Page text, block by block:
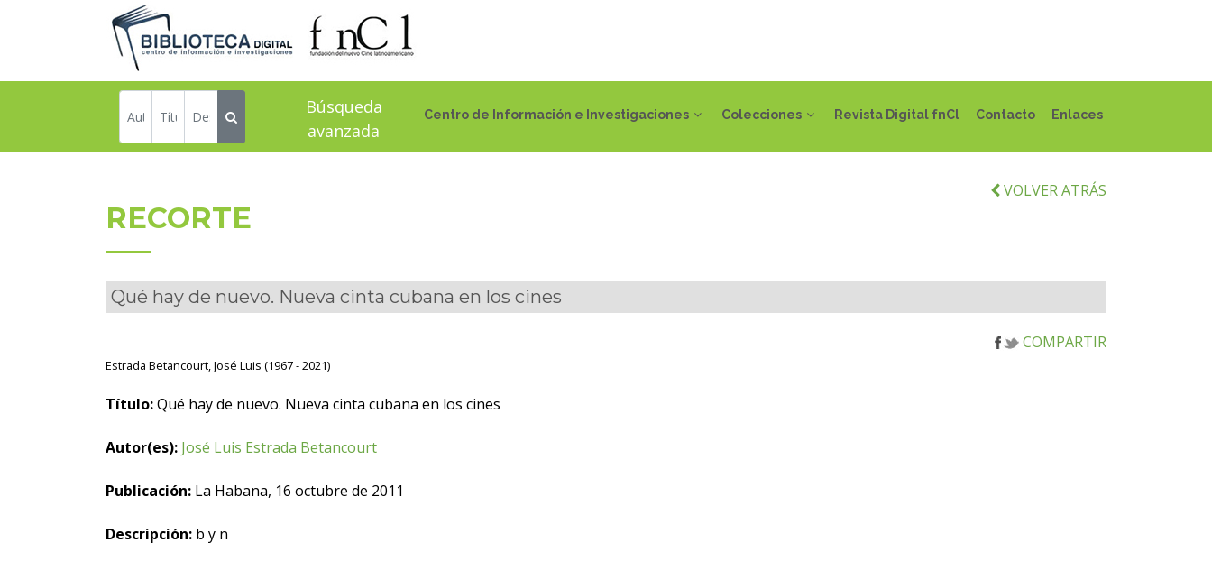
Centro de Información e Investigaciones Colecciones Revista Digital fnCl Contacto Enlaces
Búsqueda
avanzada
VOLVER ATRÁS
RECORTE
Qué hay de nuevo. Nueva cinta cubana en los cines
COMPARTIR
Estrada Betancourt, José Luis (1967 - 2021)
Título:Qué hay de nuevo. Nueva cinta cubana en los cines
Autor(es): José Luis Estrada Betancourt
Publicación: La Habana, 16 octubre de 2011
Descripción: b y n